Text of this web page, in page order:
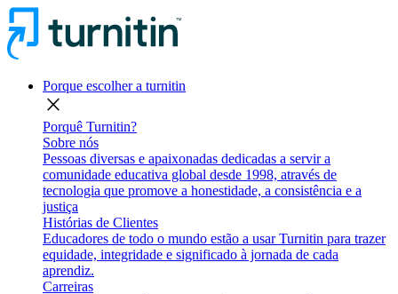
Porque escolher a turnitin
close
Porquê Turnitin?
Sobre nós
Pessoas diversas e apaixonadas dedicadas a servir a
comunidade educativa global desde 1998, através de
tecnologia que promove a honestidade, a consistência e a
justiça
Histórias de Clientes
Educadores de todo o mundo estão a usar Turnitin para trazer
equidade, integridade e significado à jornada de cada
aprendiz.
Carreiras